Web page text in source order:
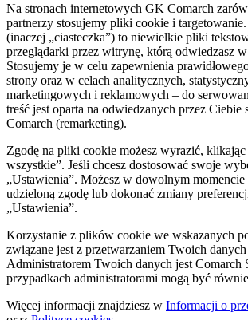
Na stronach internetowych GK Comarch
partnerzy stosujemy pliki cookie i
(inaczej „ciasteczka”) to niewielkie pliki
przeglądarki przez witrynę, którą odwiedzasz
Stosujemy je w celu zapewnienia
strony oraz w celach analitycznych,
marketingowych i reklamowych – do
treść jest oparta na odwiedzanych przez Ciebie
Comarch (remarketing).
Zgodę na pliki cookie możesz wyrazić, klikając
wszystkie”. Jeśli chcesz dostosować swoje
„Ustawienia”. Możesz w dowolnym
udzieloną zgodę lub dokonać zmiany
„Ustawienia”.
Korzystanie z plików cookie we wskazanych
związane jest z przetwarzaniem Twoich
Administratorem Twoich danych jest Comarch
przypadkach administratorami mogą być
Więcej informacji znajdziesz w Informacji o